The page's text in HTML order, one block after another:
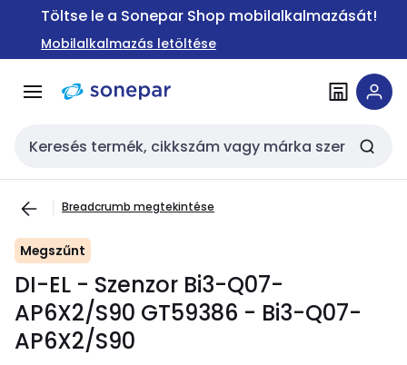
Ugrás a
Ugrás a
tartalomra
Töltse le a Sonepar Shop mobilalkalmazását!
Mobilalkalmazás letöltése
Keresési bemenet
Breadcrumb megtekintése
Megszűnt
DI-EL - Szenzor Bi3-Q07-
AP6X2/S90 GT59386 - Bi3-Q07-
AP6X2/S90